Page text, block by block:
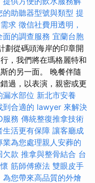
助聽器型號與類型 提
求 徵信社費用透明，
面的調查服務 宜蘭台胞
劃從碼頭海岸的印章開
，我們將在瑪格麗特和
的另一面。 晚餐伴隨
過，以表演，親密或更
漏水部位 新北市安養
到合適的 lawyer 來解決
服務 傳統整復推拿技術
生活更有保障 讓客廳成
業為您處理親人安葬的
欠款 推拿與整骨結合 台
筋師傅療法 雙眼皮手
為您帶來高品質的外燴